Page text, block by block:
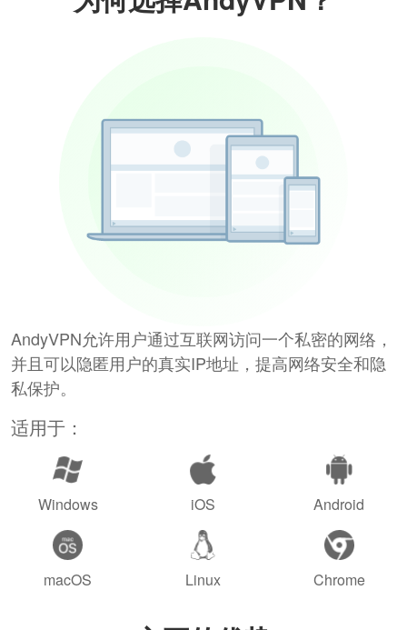
AndyVPN允许用户通过互联网访问一个私密的网络，
并且可以隐匿用户的真实IP地址，提高网络安全和隐
私保护。
适用于：
Windows iOS Android
macOS Linux Chrome